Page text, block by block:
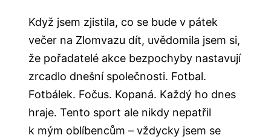
Když jsem zjistila, co se bude v pátek
večer na Zlomvazu dít, uvědomila jsem si,
že pořadatelé akce bezpochyby nastavují
zrcadlo dnešní společnosti. Fotbal.
Fotbálek. Fočus. Kopaná. Každý ho dnes
hraje. Tento sport ale nikdy nepatřil
k mým oblíbencům – vždycky jsem se